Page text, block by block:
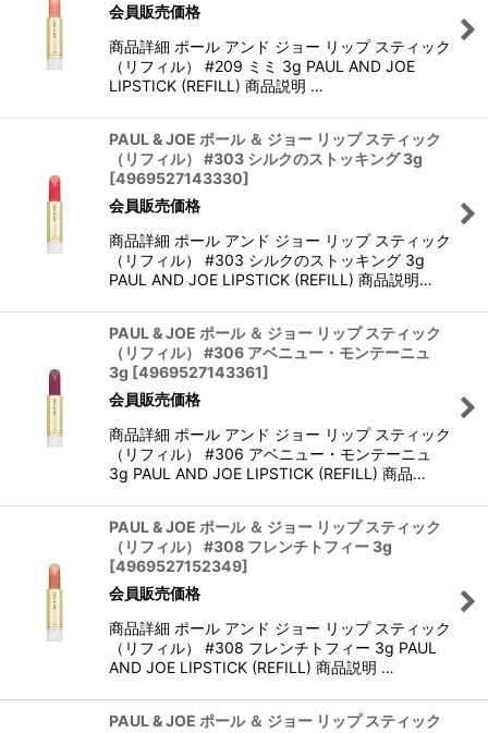
会員販売価格
商品詳細 ポール アンド ジョー リップ スティック
（リフィル） #209 ミミ 3g PAUL AND JOE
LIPSTICK (REFILL) 商品説明 …
PAUL & JOE ポール ＆ ジョー リップ スティック
（リフィル） #303 シルクのストッキング 3g
[4969527143330]
会員販売価格
商品詳細 ポール アンド ジョー リップ スティック
（リフィル） #303 シルクのストッキング 3g
PAUL AND JOE LIPSTICK (REFILL) 商品説明…
PAUL & JOE ポール ＆ ジョー リップ スティック
（リフィル） #306 アベニュー・モンテーニュ
3g [4969527143361]
会員販売価格
商品詳細 ポール アンド ジョー リップ スティック
（リフィル） #306 アベニュー・モンテーニュ
3g PAUL AND JOE LIPSTICK (REFILL) 商品…
PAUL & JOE ポール ＆ ジョー リップ スティック
（リフィル） #308 フレンチトフィー 3g
[4969527152349]
会員販売価格
商品詳細 ポール アンド ジョー リップ スティック
（リフィル） #308 フレンチトフィー 3g PAUL
AND JOE LIPSTICK (REFILL) 商品説明 …
PAUL & JOE ポール ＆ ジョー リップ スティック